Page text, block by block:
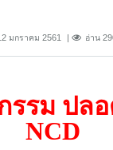
มกราคม 2561 อ่าน
รรม ปล
NCD